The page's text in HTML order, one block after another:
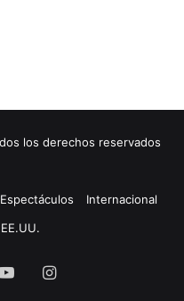
los derechos reservados
Espectáculos
Internacional
EE.UU.
YouTubeInstagram